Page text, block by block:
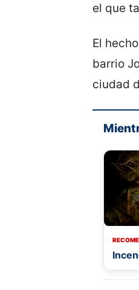
el que
El
barrio
ciudad